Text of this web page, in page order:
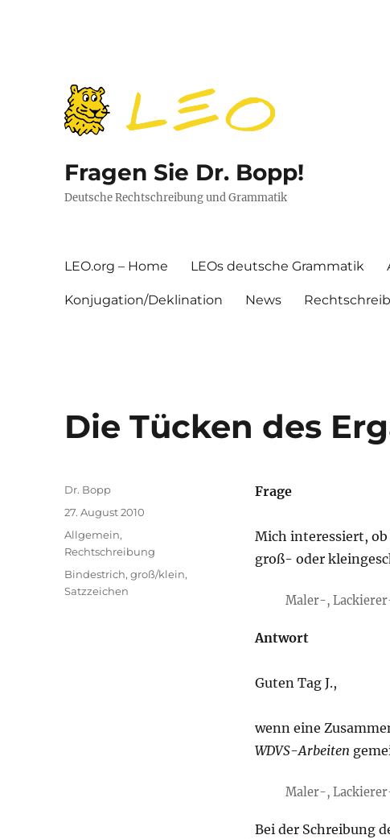
Fragen Sie Dr. Bopp!
Deutsche Rechtschreibung und Grammatik
LEO.org – Home LEOs deutsche Grammatik
Konjugation/Deklination News
Die Tücken des
Frage
Mich interessiert,
groß- oder
Maler-,
Antwort
Guten Tag J.,
wenn eine
WDVS-Arbeiten
Maler-,
Bei der Schreibung
Autor
Dr. Bopp
Veröffentlicht
am
27. August 2010
Kategorien
Allgemein,
Rechtschreibung
Schlagwörter
Bindestrich,groß/klein,
Satzzeichen